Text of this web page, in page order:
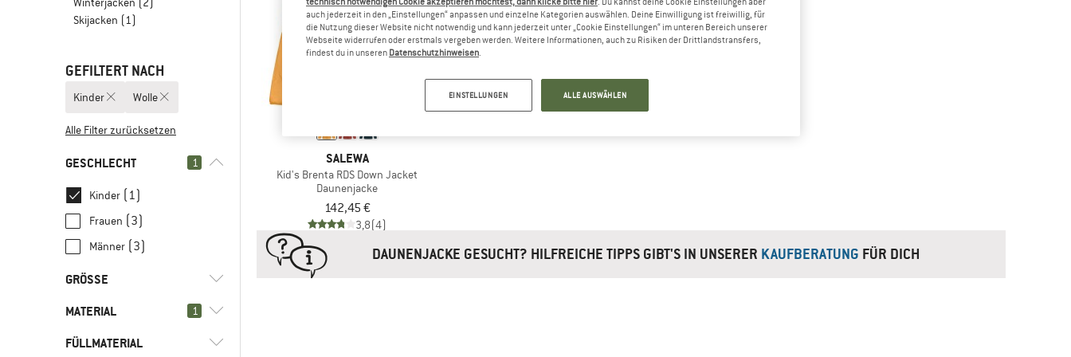
Skijacken (1)
GEFILTERT NACH
Kinder Wolle
Alle Filter zurücksetzen
GESCHLECHT 1
Kinder (1)
Frauen (3)
Männer (3)
GRÖSSE
104 116 152
164
MATERIAL 1
Wolle(1)
FÜLLMATERIAL
SALEWA
Kid's Brenta RDS Down Jacket
Daunenjacke
142,45 €
3,8(4)
DAUNENJACKE GESUCHT? HILFREICHE TIPPS GIBT'S IN UNSERER KAUFBERATUNG FÜR DICH
auch jederzeit in den „Einstellungen“ anpassen und einzelne Kategorien auswählen. Deine Einwilligung ist freiwillig, für
die Nutzung dieser Website nicht notwendig und kann jederzeit unter „Cookie Einstellungen“ im unteren Bereich unserer
Webseite widerrufen oder erstmals vergeben werden. Weitere Informationen, auch zu Risiken der Drittlandstransfers,
findest du in unseren Datenschutzhinweisen.
EINSTELLUNGEN ALLE AUSWÄHLEN